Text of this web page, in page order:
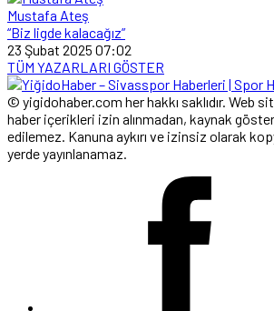
Mustafa Ateş
“Biz ligde kalacağız”
23 Şubat 2025 07:02
TÜM YAZARLARI GÖSTER
© yigidohaber.com her hakkı saklıdır. Web
haber içerikleri izin alınmadan, kaynak
edilemez. Kanuna aykırı ve izinsiz olarak
yerde yayınlanamaz.